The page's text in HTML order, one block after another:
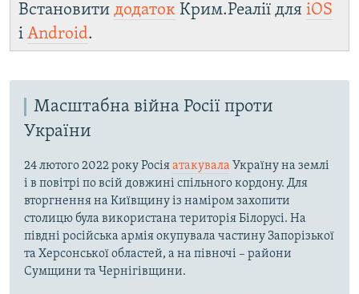
Встановити додаток Крим.Реалії для iOS
і Android.
Масштабна війна Росії проти
України
24 лютого 2022 року Росіяатакувала Україну на землі
і в повітрі по всій довжині спільного кордону. Для
вторгнення на Київщину із наміром захопити
столицю була використана територія Білорусі. На
півдні російська армія окупувала частину Запорізької
та Херсонської областей, а на півночі – райони
Сумщини та Чернігівщини.